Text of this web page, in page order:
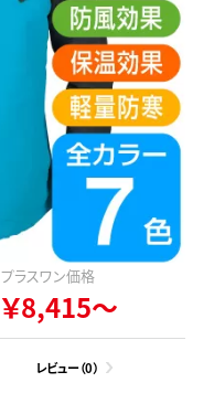
プラスワン価格
￥8,415～
レビュー（0）